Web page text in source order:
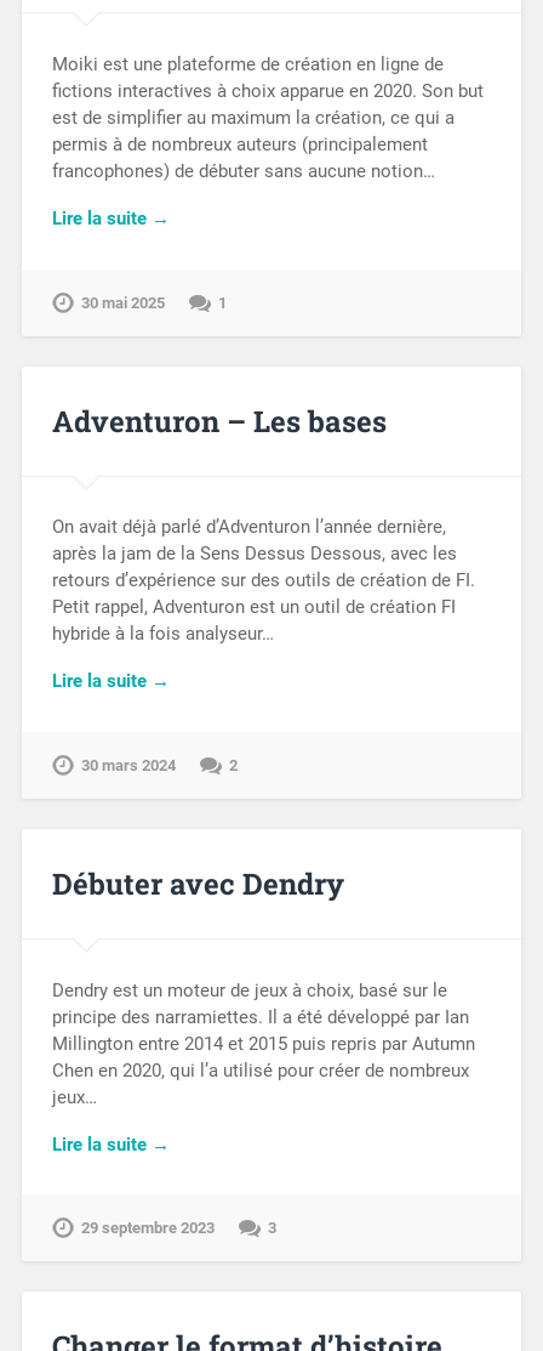
Moiki est une plateforme de création en ligne de
fictions interactives à choix apparue en 2020. Son but
est de simplifier au maximum la création, ce qui a
permis à de nombreux auteurs (principalement
francophones) de débuter sans aucune notion…
Lire la suite →
30 mai 2025 1
Adventuron – Les bases
On avait déjà parlé d’Adventuron l’année dernière,
après la jam de la Sens Dessus Dessous, avec les
retours d’expérience sur des outils de création de FI.
Petit rappel, Adventuron est un outil de création FI
hybride à la fois analyseur…
Lire la suite →
30 mars 2024 2
Débuter avec Dendry
Dendry est un moteur de jeux à choix, basé sur le
principe des narramiettes. Il a été développé par Ian
Millington entre 2014 et 2015 puis repris par Autumn
Chen en 2020, qui l’a utilisé pour créer de nombreux
jeux…
Lire la suite →
29 septembre 2023 3